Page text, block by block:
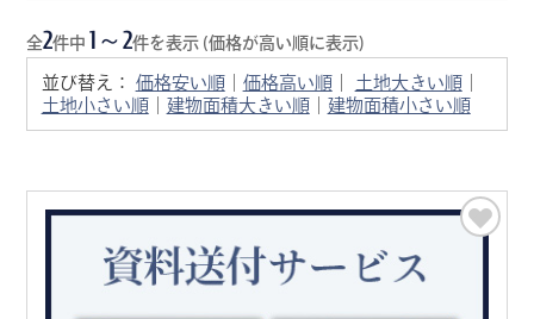
全2件中 1～2件を表示 (価格が高い順に表示)
並び替え： 価格安い順 価格高い順 土地大きい順
土地小さい順
建物面積大きい順 建物面積小さい順